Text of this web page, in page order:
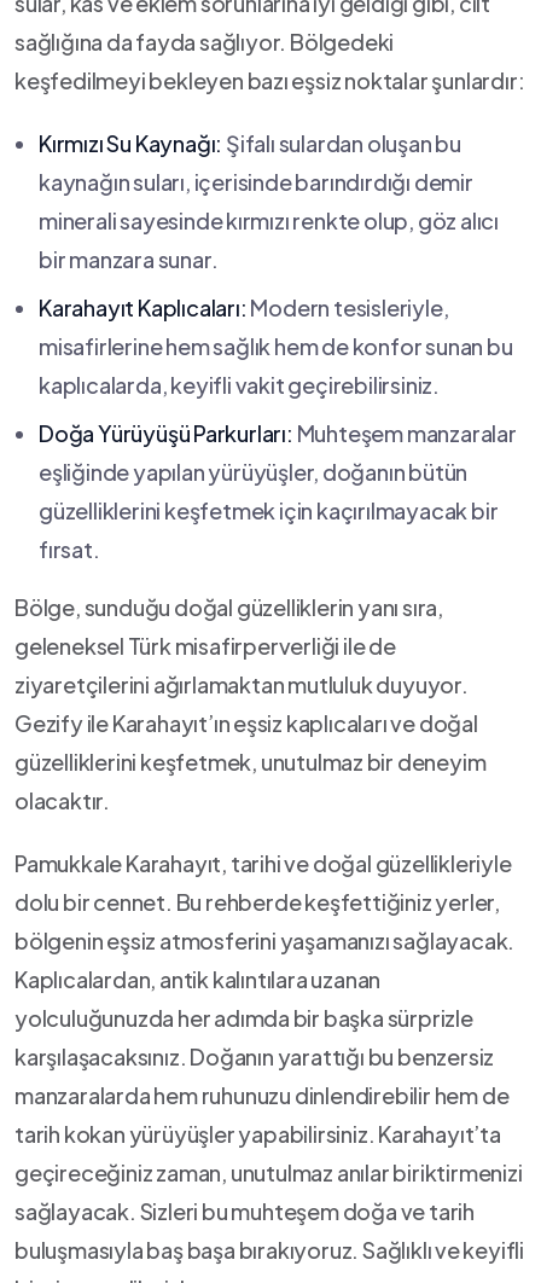
sağlığına​ da⁤ fayda sağlıyor. Bölgedeki
keşfedilmeyi bekleyen bazı⁣ eşsiz‌ noktalar şunlardır:
Kırmızı Su Kaynağı: Şifalı sulardan oluşan⁣ bu
kaynağın suları, içerisinde barındırdığı demir
minerali sayesinde⁣ kırmızı renkte olup, göz alıcı
‌bir ​manzara sunar.
Karahayıt Kaplıcaları: Modern tesisleriyle,
misafirlerine hem sağlık hem de konfor sunan bu
‌kaplıcalarda, keyifli vakit geçirebilirsiniz.
Doğa Yürüyüşü ⁤Parkurları: Muhteşem manzaralar
eşliğinde yapılan yürüyüşler,⁢ doğanın bütün
güzelliklerini ​keşfetmek için kaçırılmayacak bir
fırsat.
Bölge, sunduğu doğal güzelliklerin yanı ‌sıra,
geleneksel⁤ Türk misafirperverliği ile de
ziyaretçilerini ağırlamaktan mutluluk‌ duyuyor.
Gezify ile Karahayıt’ın⁣ eşsiz kaplıcaları ve doğal
güzelliklerini keşfetmek, unutulmaz ⁤bir deneyim
olacaktır.
Pamukkale Karahayıt, tarihi‌ ve doğal ‌güzellikleriyle​
dolu bir‌ cennet. Bu rehberde keşfettiğiniz yerler,⁣
bölgenin eşsiz atmosferini yaşamanızı‍ sağlayacak.
Kaplıcalardan, antik kalıntılara uzanan
yolculuğunuzda her adımda ⁣bir başka sürprizle
karşılaşacaksınız. Doğanın yarattığı bu benzersiz
‌manzaralarda hem ruhunuzu dinlendirebilir hem de
tarih kokan yürüyüşler yapabilirsiniz. Karahayıt’ta ​
geçireceğiniz zaman, unutulmaz anılar ‌biriktirmenizi
sağlayacak. ​Sizleri bu muhteşem doğa ve ​tarih
buluşmasıyla baş başa bırakıyoruz. Sağlıklı⁢ ve keyifli